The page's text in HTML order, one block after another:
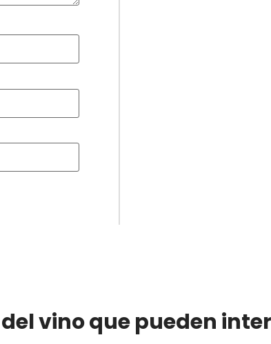
vino que pueden